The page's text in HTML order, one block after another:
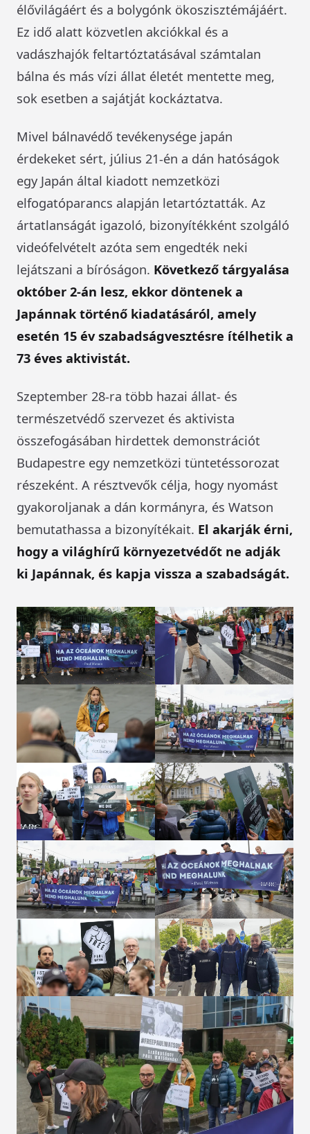
élővilágáért és a bolygónk ökoszisztémájáért.
Ez idő alatt közvetlen akciókkal és a
vadászhajók feltartóztatásával számtalan
bálna és más vízi állat életét mentette meg,
sok esetben a sajátját kockáztatva.
Mivel bálnavédő tevékenysége japán
érdekeket sért, július 21-én a dán hatóságok
egy Japán által kiadott nemzetközi
elfogatóparancs alapján letartóztatták. Az
ártatlanságát igazoló, bizonyítékként szolgáló
videófelvételt azóta sem engedték neki
lejátszani a bíróságon. Következő tárgyalása
október 2-án lesz, ekkor döntenek a
Japánnak történő kiadatásáról, amely
esetén 15 év szabadságvesztésre ítélhetik a
73 éves aktivistát.
Szeptember 28-ra több hazai állat- és
természetvédő szervezet és aktivista
összefogásában hirdettek demonstrációt
Budapestre egy nemzetközi tüntetéssorozat
részeként. A résztvevők célja, hogy nyomást
gyakoroljanak a dán kormányra, és Watson
bemutathassa a bizonyítékait. El akarják érni,
hogy a világhírű környezetvédőt ne adják
ki Japánnak, és kapja vissza a szabadságát.